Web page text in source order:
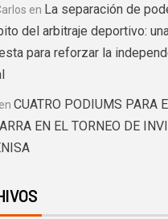
en La separación de
del arbitraje deportivo:
para reforzar la
en CUATRO PODIUMS PARA
EN EL TORNEO DE